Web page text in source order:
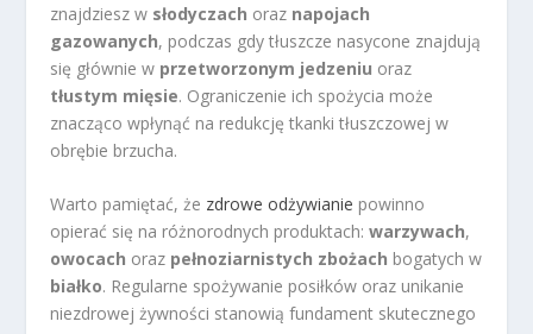
znajdziesz w słodyczach oraz napojach
gazowanych, podczas gdy tłuszcze nasycone znajdują
się głównie w przetworzonym jedzeniu oraz
tłustym mięsie. Ograniczenie ich spożycia może
znacząco wpłynąć na redukcję tkanki tłuszczowej w
obrębie brzucha.
Warto pamiętać, że zdrowe odżywianie powinno
opierać się na różnorodnych produktach:warzywach,
owocach oraz pełnoziarnistych zbożach bogatych w
białko. Regularne spożywanie posiłków oraz unikanie
niezdrowej żywności stanowią fundament skutecznego